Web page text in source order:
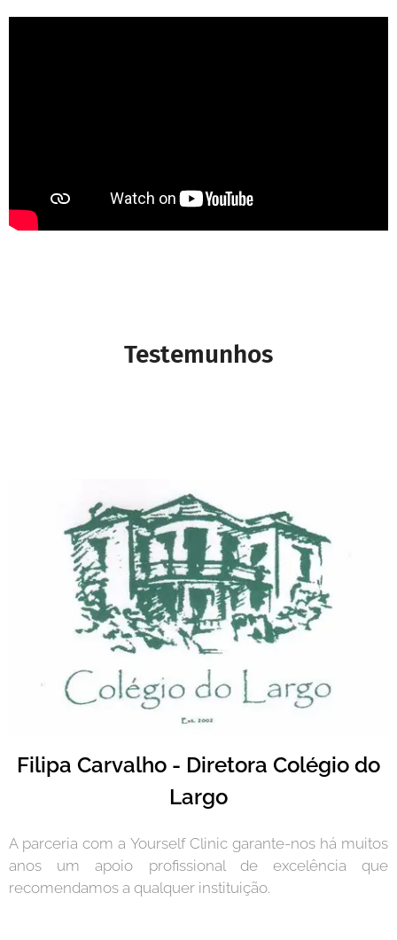
Testemunhos
Filipa Carvalho - Diretora Colégio do
Largo
A parceria com a Yourself Clinic garante-nos há muitos
anos um apoio profissional de excelência que
recomendamos a qualquer instituição.